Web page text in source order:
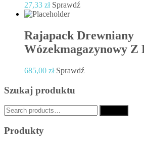
27,33 zł Sprawdź
Rajapack Drewniany
Wózekmagazynowy Z
685,00 zł Sprawdź
Szukaj produktu
Search
for:
Produkty